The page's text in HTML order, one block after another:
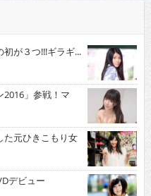
が３つ!!!ギラギ...
」参戦！マ
元ひきこもり女
デビュー